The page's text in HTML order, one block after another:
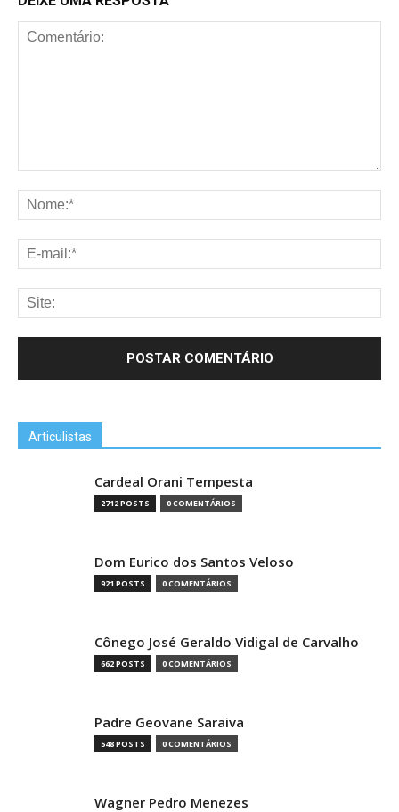
Articulistas
Cardeal Orani Tempesta
2712 POSTS 0 COMENTÁRIOS
Dom Eurico dos Santos Veloso
921 POSTS 0 COMENTÁRIOS
Cônego José Geraldo Vidigal de Carvalho
662 POSTS 0 COMENTÁRIOS
Padre Geovane Saraiva
548 POSTS 0 COMENTÁRIOS
Wagner Pedro Menezes